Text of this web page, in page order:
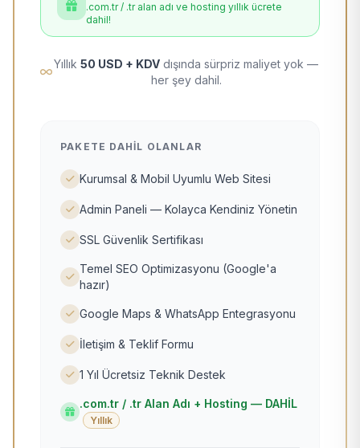
.com.tr / .tr alan adı ve hosting yıllık ücrete
dahil!
Yıllık 50 USD + KDV dışında sürpriz maliyet yok —
her şey dahil.
PAKETE DAHIL OLANLAR
Kurumsal & Mobil Uyumlu Web Sitesi
Admin Paneli — Kolayca Kendiniz Yönetin
SSL Güvenlik Sertifikası
Temel SEO Optimizasyonu (Google'a
hazır)
Google Maps & WhatsApp Entegrasyonu
İletişim & Teklif Formu
1 Yıl Ücretsiz Teknik Destek
.com.tr / .tr Alan Adı + Hosting — DAHİL
Yıllık